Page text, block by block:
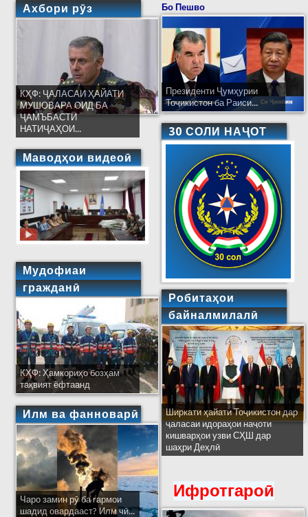
Ахбори рӯз
КҲФ: ҶАЛАСАИ ҲАЙАТИ
МУШОВАРА ОИД БА
ҶАМЪБАСТИ
НАТИҶАҲОИ...
Маводҳои видеоӣ
Мудофиаи
гражданӣ
КҲФ: Ҳамкориҳо бозҳам
тақвият ёфтаанд
Илм ва фанноварӣ
Чаро замин рӯ ба гармои
шадид овардааст? Илм чӣ...
Бо Пешво
Президенти Ҷумҳурии
Тоҷикистон ба Раиси...
30 СОЛИ НАҶОТ
Робитаҳои
байналмилалӣ
Ширкати ҳайати Тоҷикистон дар
ҷаласаи идораҳои наҷоти
кишварҳои узви СҲШ дар
шаҳри Деҳлӣ
Ифротгароӣ